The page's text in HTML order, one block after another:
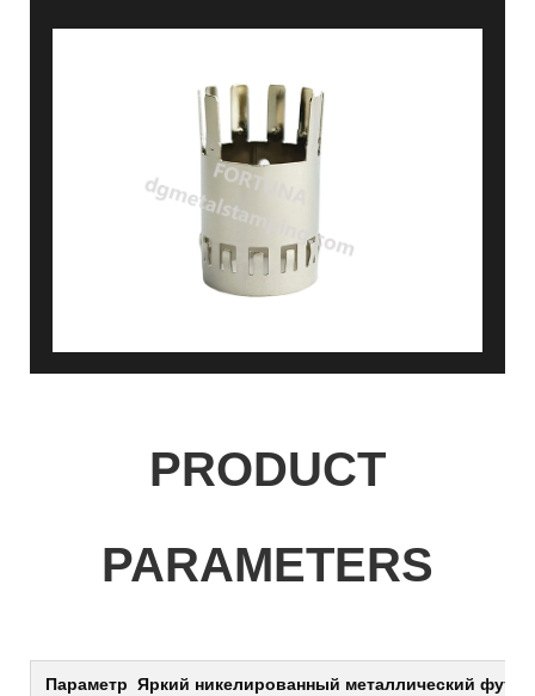
PRODUCT
PARAMETERS
Параметр Яркий никелированный металлический